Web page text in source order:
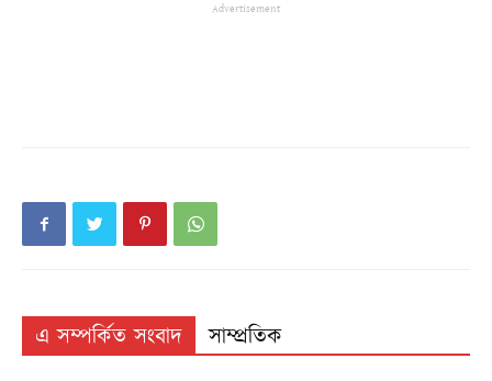
Advertisement
এ সম্পর্কিত সংবাদ
সাম্প্রতিক